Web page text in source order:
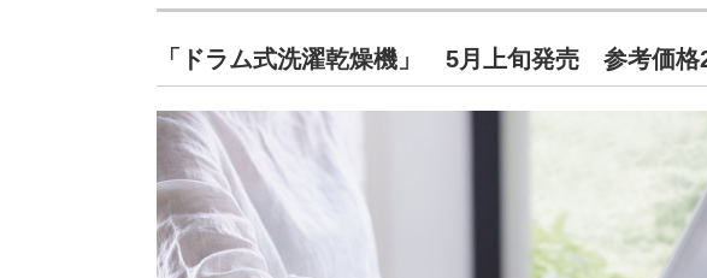
「ドラム式洗濯乾燥機」 5月上旬発売 参考価格